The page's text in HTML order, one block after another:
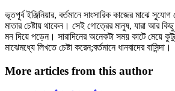
ভূতপূর্ব ইঞ্জিনিয়ার, বর্তমানে সাংসারিক কাজের মাঝে
মাতার চেষ্টায় থাকেন। সেই গোত্রের মানুষ, যারা আর কিছু
মন দিয়ে পড়েন। সারাদিনের অনেকটা সময় কাটে মেয়ে
মাঝেমধ্যে লিখতে চেষ্টা করেন;বর্তমানে ধানবাদের বাসিন্দা।
More articles from this author